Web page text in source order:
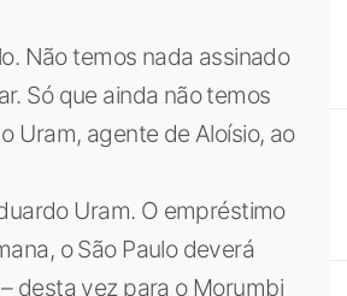
Não temos nada assinado
Só que ainda não temos
Uram, agente de Aloísio, ao
Uram. O empréstimo
o São Paulo deverá
desta vez para o Morumbi